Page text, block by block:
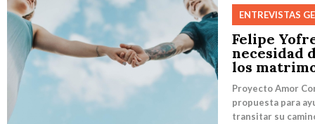
ENTREVISTAS
Felipe
necesidad
los
Proyecto Amor
propuesta para
transitar su